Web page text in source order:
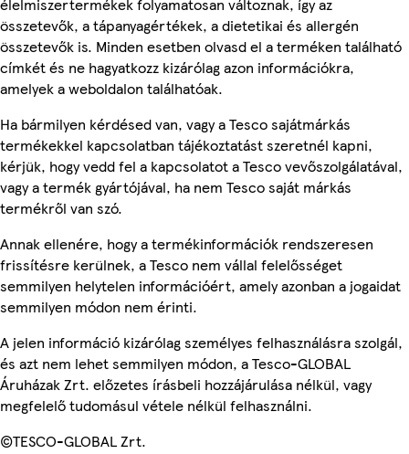
összetevők, a tápanyagértékek, a dietetikai és allergén
összetevők is. Minden esetben olvasd el a terméken található
címkét és ne hagyatkozz kizárólag azon információkra,
amelyek a weboldalon találhatóak.
Ha bármilyen kérdésed van, vagy a Tesco sajátmárkás
termékekkel kapcsolatban tájékoztatást szeretnél kapni,
kérjük, hogy vedd fel a kapcsolatot a Tesco vevőszolgálatával,
vagy a termék gyártójával, ha nem Tesco saját márkás
termékről van szó.
Annak ellenére, hogy a termékinformációk rendszeresen
frissítésre kerülnek, a Tesco nem vállal felelősséget
semmilyen helytelen információért, amely azonban a jogaidat
semmilyen módon nem érinti.
A jelen információ kizárólag személyes felhasználásra szolgál,
és azt nem lehet semmilyen módon, a Tesco-GLOBAL
Áruházak Zrt. előzetes írásbeli hozzájárulása nélkül, vagy
megfelelő tudomásul vétele nélkül felhasználni.
©TESCO-GLOBAL Zrt.